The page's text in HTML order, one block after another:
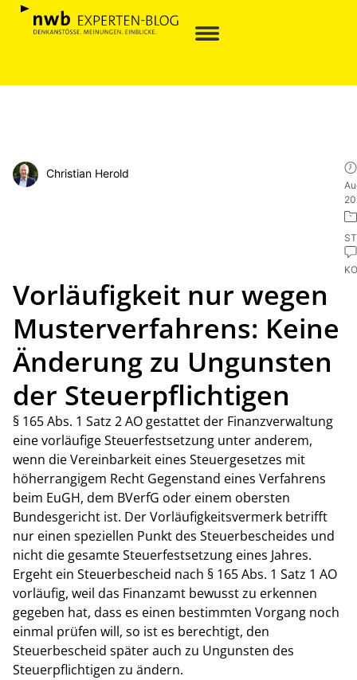
Christian Herold
Vorläufigkeit nur wegen
Musterverfahrens: Keine
Änderung zu Ungunsten
der Steuerpflichtigen
§ 165 Abs. 1 Satz 2 AO gestattet der Finanzverwaltung
eine vorläufige Steuerfestsetzung unter anderem,
wenn die Vereinbarkeit eines Steuergesetzes mit
höherrangigem Recht Gegenstand eines Verfahrens
beim EuGH, dem BVerfG oder einem obersten
Bundesgericht ist. Der Vorläufigkeitsvermerk betrifft
nur einen speziellen Punkt des Steuerbescheides und
nicht die gesamte Steuerfestsetzung eines Jahres.
Ergeht ein Steuerbescheid nach § 165 Abs. 1 Satz 1 AO
vorläufig, weil das Finanzamt bewusst zu erkennen
gegeben hat, dass es einen bestimmten Vorgang noch
einmal prüfen will, so ist es berechtigt, den
Steuerbescheid später auch zu Ungunsten des
Steuerpflichtigen zu ändern.